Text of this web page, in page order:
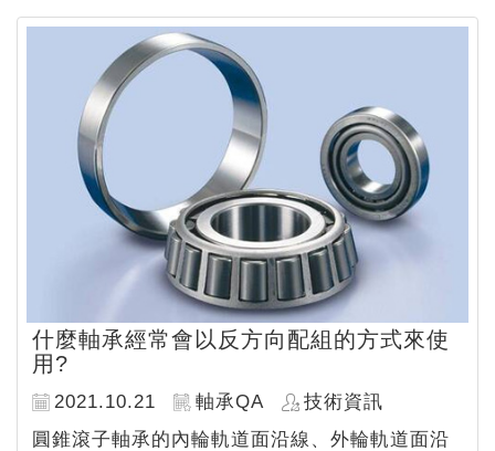
什麼軸承經常會以反方向配組的方式來使
用?
2021.10.21 軸承QA
技術資訊
圓錐滾子軸承的內輪軌道面沿線、外輪軌道面沿